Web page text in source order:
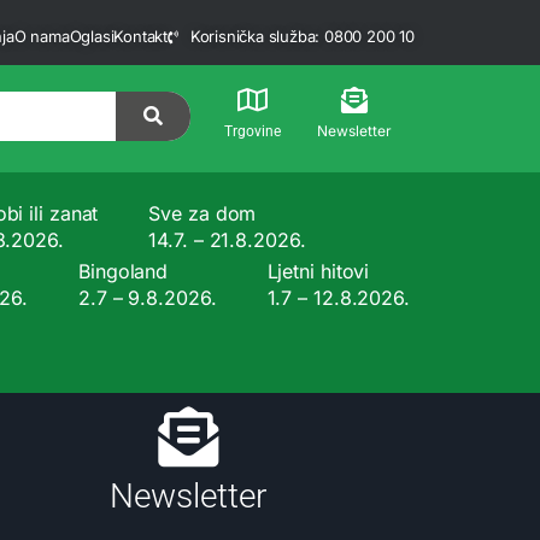
O namaOglasiKontakt Korisnička služba: 0800 200 10
Trgovine Newsletter
ili zanat
Sve za dom
14.7. – 21.8.2026.
Bingoland
2.7 – 9.8.2026.
Ljetni hitovi
1.7 – 12.8.2026.
Newsletter